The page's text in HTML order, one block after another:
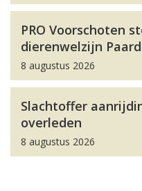
PRO Voorschoten
dierenwelzijn
8 augustus 2026
Slachtoffer
overleden
8 augustus 2026